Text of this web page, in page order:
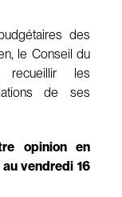
des
le Conseil du
recueillir les
de ses
opinion en
vendredi 16